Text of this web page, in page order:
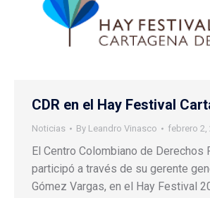
CDR en el Hay Festival
Noticias By Leandro Vinasco febrero 2,
El Centro Colombiano de Derechos
participó a través de su gerente
Gómez Vargas, en el Hay Festival